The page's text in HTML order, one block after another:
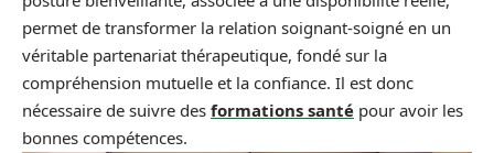
permet de transformer la relation soignant-soigné en un
véritable partenariat thérapeutique, fondé sur la
compréhension mutuelle et la confiance. Il est donc
nécessaire de suivre des formations santé pour avoir les
bonnes compétences.